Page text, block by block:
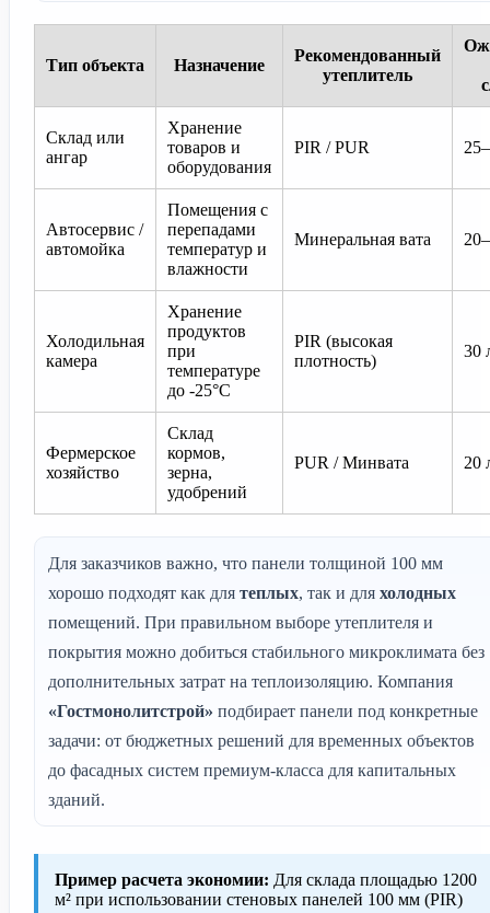
Тип объекта Назначение
Рекомендованный
утеплитель
Склад или
ангар
Хранение
товаров и
оборудования
PIR / PUR
Автосервис /
автомойка
Помещения с
перепадами
температур и
влажности
Минеральная вата
Холодильная
камера
Хранение
продуктов
при
температуре
до -25°C
PIR (высокая
плотность)
30
Фермерское
хозяйство
Склад
кормов,
зерна,
удобрений
PUR / Минвата 20
Для заказчиков важно, что панели толщиной 100 мм
хорошо подходят как для теплых, так и для холодных
помещений. При правильном выборе утеплителя и
покрытия можно добиться стабильного микроклимата без
дополнительных затрат на теплоизоляцию. Компания
«Гостмонолитстрой» подбирает панели под конкретные
задачи: от бюджетных решений для временных объектов
до фасадных систем премиум-класса для капитальных
зданий.
Пример расчета экономии: Для склада площадью 1200
м² при использовании стеновых панелей 100 мм (PIR)